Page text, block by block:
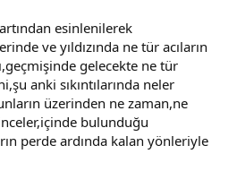
esinlenilerek
ve yıldızında ne tür acıların
gelecekte ne tür
anki sıkıntılarında neler
üzerinden ne zaman,ne
inceler,içinde bulunduğu
perde ardında kalan yönleriyle